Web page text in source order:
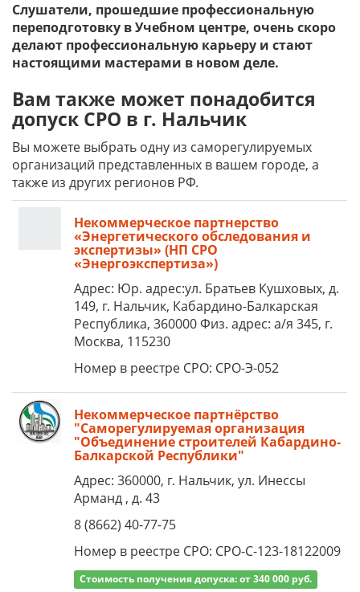
Слушатели, прошедшие профессиональную
переподготовку в Учебном центре, очень скоро
делают профессиональную карьеру и стают
настоящими мастерами в новом деле.
Вам также может понадобится
допуск СРО в г. Нальчик
Вы можете выбрать одну из саморегулируемых
организаций представленных в вашем городе, а
также из других регионов РФ.
Некоммерческое партнерство
«Энергетического обследования и
экспертизы» (НП СРО
«Энергоэкспертиза»)
Адрес: Юр. адрес:ул. Братьев Кушховых, д.
149, г. Нальчик, Кабардино-Балкарская
Республика, 360000 Физ. адрес: а/я 345, г.
Москва, 115230
Номер в реестре СРО: СРО-Э-052
Некоммерческое партнёрство
"Саморегулируемая организация
"Объединение строителей Кабардино-
Балкарской Республики"
Адрес: 360000, г. Нальчик, ул. Инессы
Арманд , д. 43
8 (8662) 40-77-75
Номер в реестре СРО: СРО-С-123-18122009
Стоимость получения допуска: от 340 000 руб.